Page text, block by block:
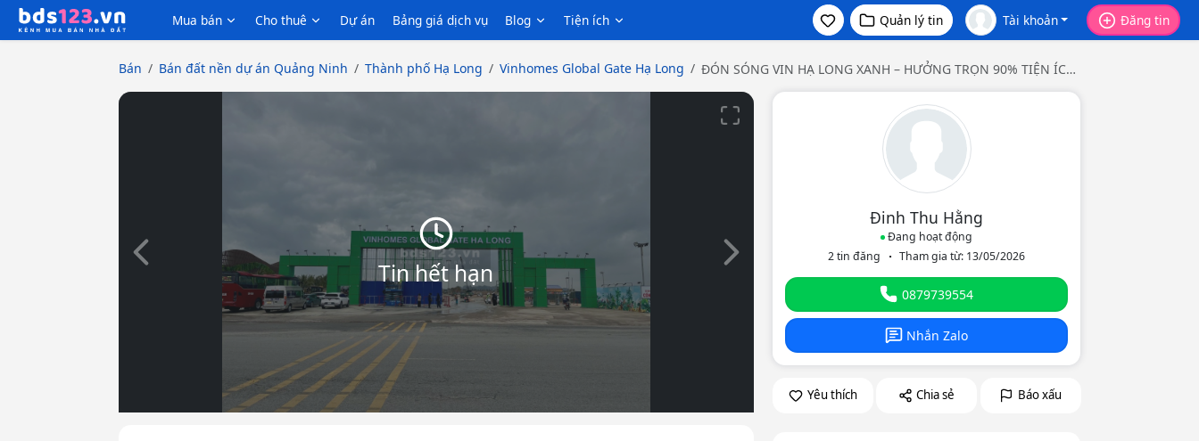
Mua bán Cho thuê Dự án Bảng giá dịch vụ Blog Tiện ích Quản lý tin Tài khoản Đăng tin
Bán Bán đất nền dự án Quảng Ninh Thành phố Hạ Long Vinhomes Global Gate Hạ Long
ĐÓN SÓNG VIN HẠ LONG XANH – HƯỞNG TRỌN 90% TIỆN ÍCH
NHƯNG GIÁ CHỈ BẰNG 1/3
Tin hết hạn
Slide trước Slide tiếp theo
Đinh Thu Hằng
Đang hoạt động
2 tin đăng
Tham gia từ: 13/05/2026
0879739554
Nhắn Zalo
Yêu thích Chia sẻ Báo xấu